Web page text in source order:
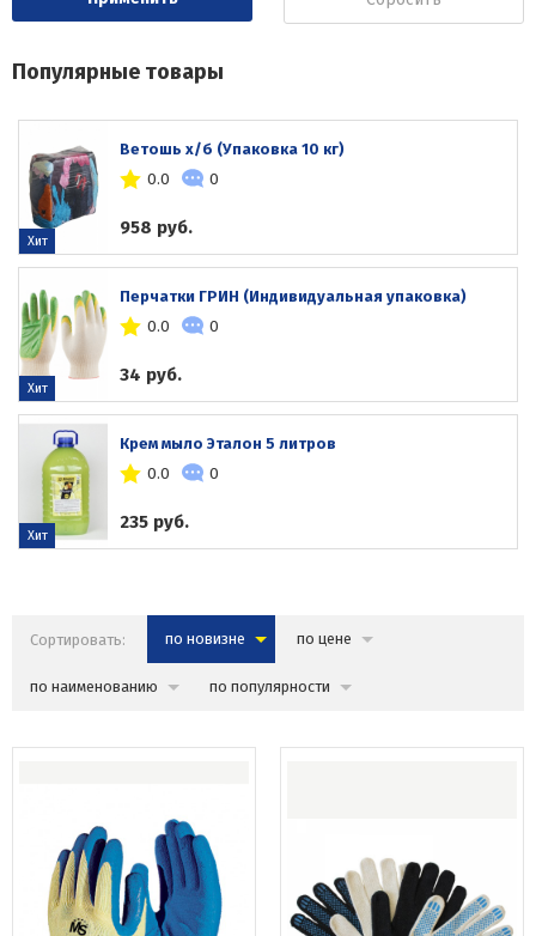
Популярные товары
Ветошь х/б (Упаковка 10 кг)
0.0
0
958 руб.
Хит
Перчатки ГРИН (Индивидуальная упаковка)
0.0
0
34 руб.
Хит
Крем мыло Эталон 5 литров
0.0
0
235 руб.
Хит
Сортировать: по новизне по цене
по наименованию по популярности